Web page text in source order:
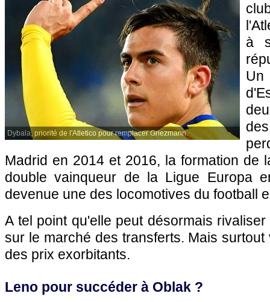
Dybala, priorité de l'Atletico pour remplacer Griezmann.
à
Madrid en 2014 et 2016, la formation de
double vainqueur de la Ligue Europa
devenue une des locomotives du football
A tel point qu'elle peut désormais
sur le marché des transferts. Mais
des prix exorbitants.
Leno pour succéder à Oblak ?